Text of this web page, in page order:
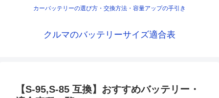
カーバッテリーの選び方・交換方法・容量アップの手引き
クルマのバッテリーサイズ適合表
【S-95,S-85 互換】おすすめバッテリー・